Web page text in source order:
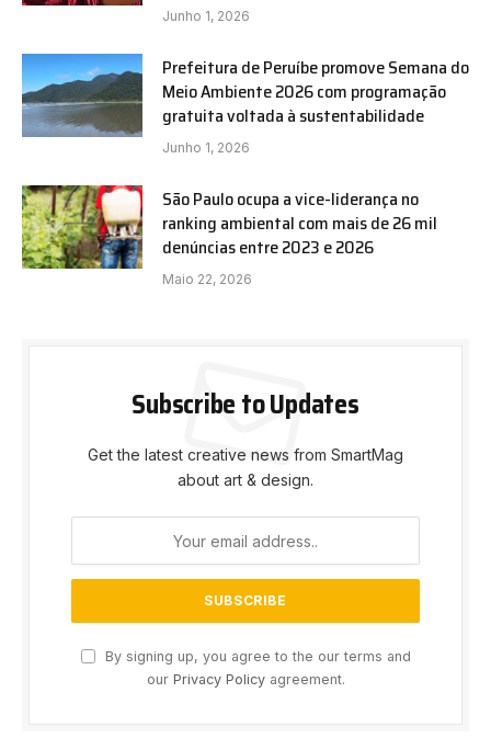
Junho 1, 2026
Prefeitura de Peruíbe promove Semana do
Meio Ambiente 2026 com programação
gratuita voltada à sustentabilidade
Junho 1, 2026
São Paulo ocupa a vice-liderança no
ranking ambiental com mais de 26 mil
denúncias entre 2023 e 2026
Maio 22, 2026
Subscribe to Updates
Get the latest creative news from SmartMag
about art & design.
By signing up, you agree to the our terms and
our Privacy Policyagreement.